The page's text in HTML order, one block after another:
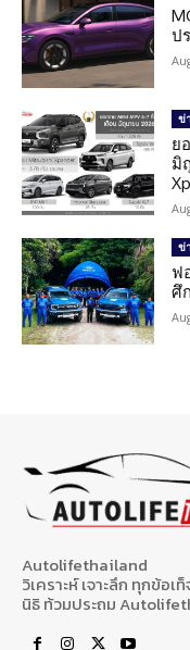
ป
ข่
ย
มิ
ข่
ฟ
ศึ
Autolifethailand
วิเคราะห์ เจาะลึก ทุกข้อ
นิธิ ท้วมประถม